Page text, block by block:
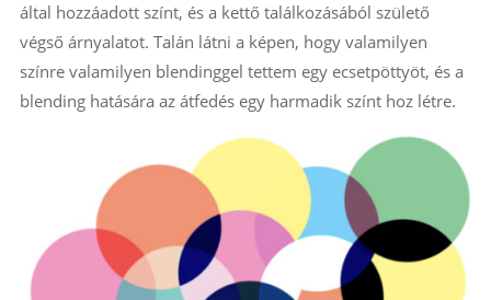
által hozzáadott színt, és a kettő találkozásából születő
végső árnyalatot. Talán látni a képen, hogy valamilyen
színre valamilyen blendinggel tettem egy ecsetpöttyöt, és a
blending hatására az átfedés egy harmadik színt hoz létre.